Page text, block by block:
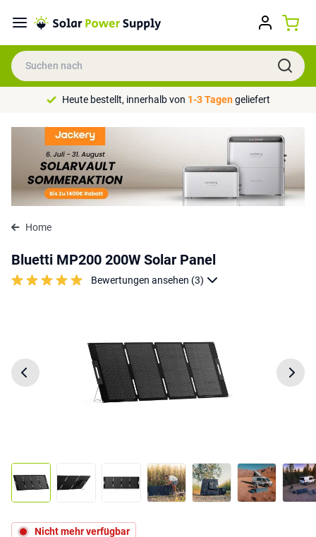
Heute bestellt, innerhalb von 1-3 Tagengeliefert
Home
Bluetti MP200 200W Solar Panel
Bewertungen ansehen (3)
Nicht mehr verfügbar